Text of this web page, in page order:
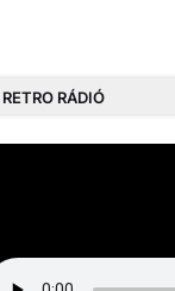
RETRO RÁDIÓ